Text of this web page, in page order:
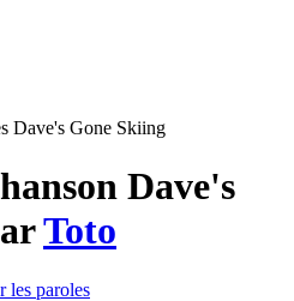
Dave's Gone Skiing
Dave's
Toto
les paroles